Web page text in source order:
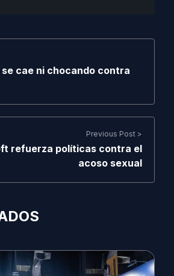
cae ni chocando contra
Previous Post >
refuerza políticas contra el
acoso sexual